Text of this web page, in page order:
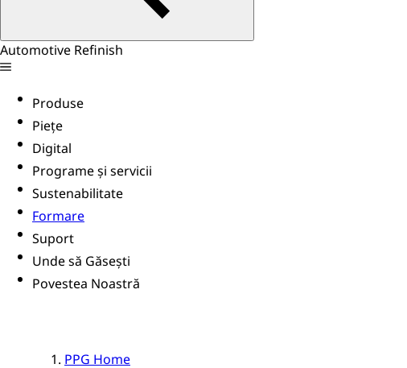
Automotive Refinish
Produse
Piețe
Digital
Programe și servicii
Sustenabilitate
Formare
Suport
Unde să Găsești
Povestea Noastră
PPG Home